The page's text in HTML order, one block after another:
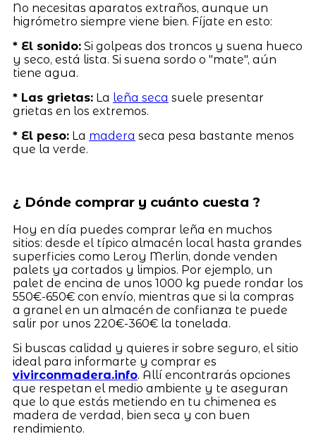
No necesitas aparatos extraños, aunque un
higrómetro siempre viene bien. Fíjate en esto:
* El sonido:Si golpeas dos troncos y suena hueco
y seco, está lista. Si suena sordo o "mate", aún
tiene agua.
* Las grietas:La leña seca suele presentar
grietas en los extremos.
* El peso:La madera seca pesa bastante menos
que la verde.
¿ Dónde comprar y cuánto cuesta ?
Hoy en día puedes comprar leña en muchos
sitios: desde el típico almacén local hasta grandes
superficies como Leroy Merlin, donde venden
palets ya cortados y limpios. Por ejemplo, un
palet de encina de unos 1000 kg puede rondar los
550€-650€ con envío, mientras que si la compras
a granel en un almacén de confianza te puede
salir por unos 220€-360€ la tonelada.
Si buscas calidad y quieres ir sobre seguro, el sitio
ideal para informarte y comprar es
vivirconmadera.info. Allí encontrarás opciones
que respetan el medio ambiente y te aseguran
que lo que estás metiendo en tu chimenea es
madera de verdad, bien seca y con buen
rendimiento.